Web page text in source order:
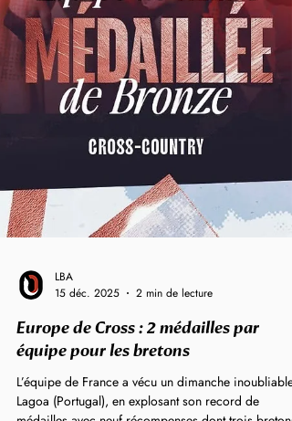
LBA
15 déc. 2025
2 min de lecture
Europe de Cross : 2 médailles par
équipe pour les bretons